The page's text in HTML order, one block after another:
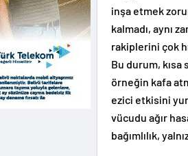
inşa etmek
kalmadı, aynı
rakiplerini çok
Bu durum,
örneğin kafa
ezici etkisini
vücudu ağır
bağımlılık,